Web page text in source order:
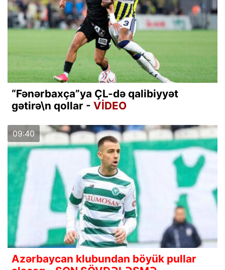
“Fənərbaxça”ya ÇL-də qalibiyyət
gətirə\n qollar - VİDEO
09:40
Azərbaycan klubundan böyük pullar